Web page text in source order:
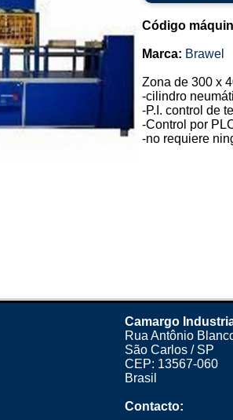
Código
Marca: Brawel
Zona de 300 x
-cilindro
-P.I. control de
-Control por
-no requiere
Camargo
Rua Antônio
São Carlos / SP
CEP: 13567-060
Brasil
Contacto: